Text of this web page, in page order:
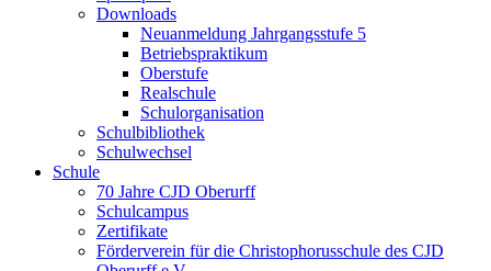
Downloads
Neuanmeldung Jahrgangsstufe 5
Betriebspraktikum
Oberstufe
Realschule
Schulorganisation
Schulbibliothek
Schulwechsel
Schule
70 Jahre CJD Oberurff
Schulcampus
Zertifikate
Förderverein für die Christophorusschule des CJD